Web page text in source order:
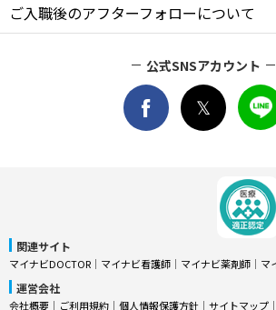
ご入職後のアフターフォローについて
公式SNSアカウント
関連サイト
マイナビDOCTOR │ マイナビ看護師 │ マイナビ薬剤師 │ マ
運営会社
会社概要 │ ご利用規約 │ 個人情報保護方針 │ サイトマップ │